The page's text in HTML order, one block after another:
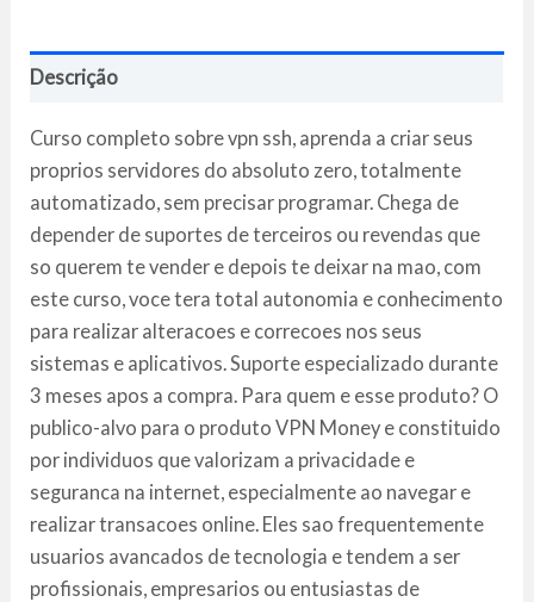
Descrição
Curso completo sobre vpn ssh, aprenda a criar seus
proprios servidores do absoluto zero, totalmente
automatizado, sem precisar programar. Chega de
depender de suportes de terceiros ou revendas que
so querem te vender e depois te deixar na mao, com
este curso, voce tera total autonomia e conhecimento
para realizar alteracoes e correcoes nos seus
sistemas e aplicativos. Suporte especializado durante
3 meses apos a compra. Para quem e esse produto? O
publico-alvo para o produto VPN Money e constituido
por individuos que valorizam a privacidade e
seguranca na internet, especialmente ao navegar e
realizar transacoes online. Eles sao frequentemente
usuarios avancados de tecnologia e tendem a ser
profissionais, empresarios ou entusiastas de